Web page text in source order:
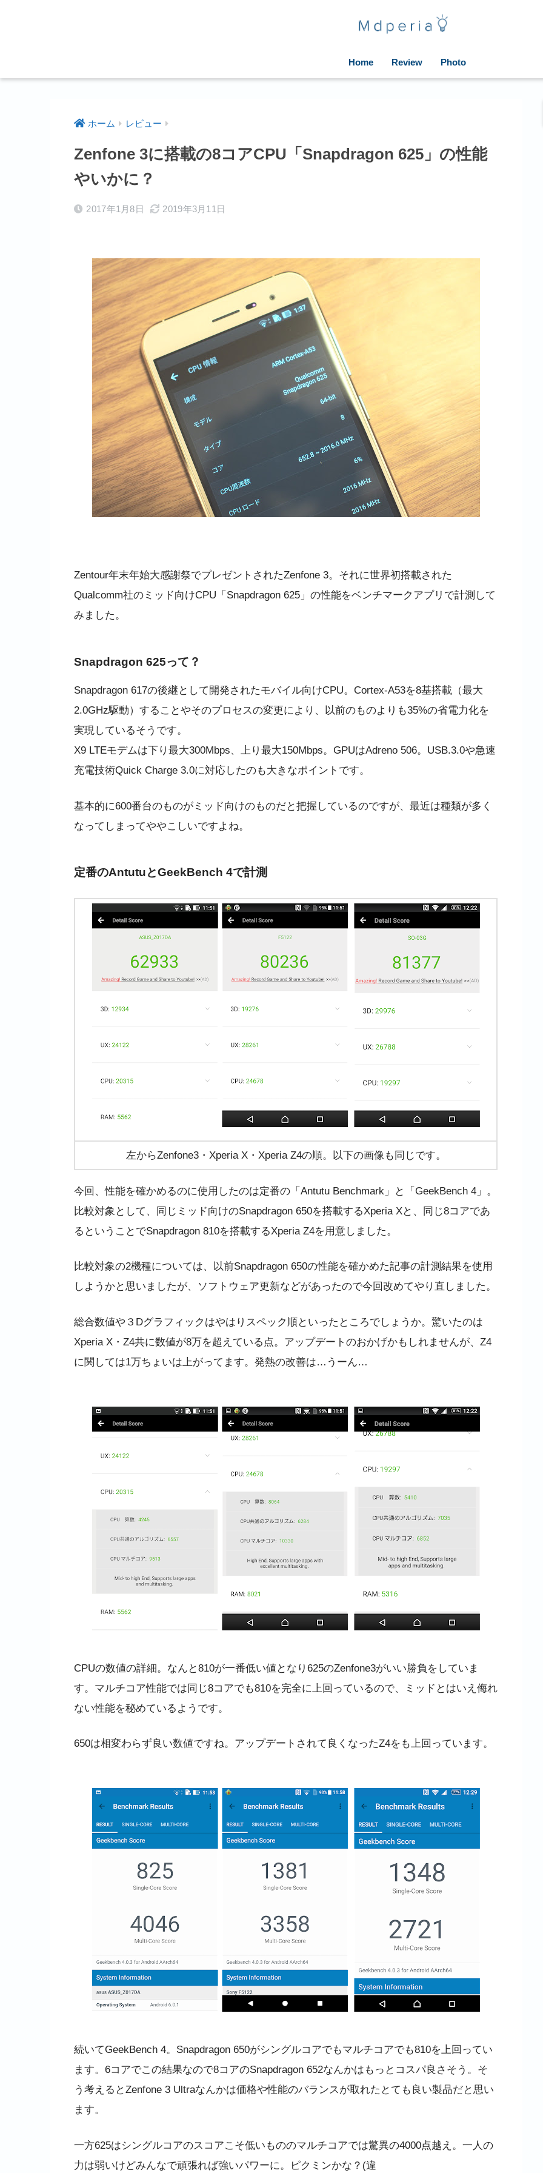
Home Review Photo
ホーム レビュー
Zenfone 3に搭載の8コアCPU「Snapdragon 625」の性能
やいかに？
2017年1月8日 2019年3月11日
Zentour年末年始大感謝祭でプレゼントされたZenfone 3。それに世界初搭載された
Qualcomm社のミッド向けCPU「Snapdragon 625」の性能をベンチマークアプリで計測して
みました。
Snapdragon 625って？
Snapdragon 617の後継として開発されたモバイル向けCPU。Cortex-A53を8基搭載（最大
2.0GHz駆動）することやそのプロセスの変更により、以前のものよりも35%の省電力化を
実現しているそうです。
X9 LTEモデムは下り最大300Mbps、上り最大150Mbps。GPUはAdreno 506。USB.3.0や急速
充電技術Quick Charge 3.0に対応したのも大きなポイントです。
基本的に600番台のものがミッド向けのものだと把握しているのですが、最近は種類が多く
なってしまってややこしいですよね。
定番のAntutuとGeekBench 4で計測
左からZenfone3・Xperia X・Xperia Z4の順。以下の画像も同じです。
今回、性能を確かめるのに使用したのは定番の「Antutu Benchmark」と「GeekBench 4」。
比較対象として、同じミッド向けのSnapdragon 650を搭載するXperia Xと、同じ8コアであ
るということでSnapdragon 810を搭載するXperia Z4を用意しました。
比較対象の2機種については、以前Snapdragon 650の性能を確かめた記事の計測結果を使用
しようかと思いましたが、ソフトウェア更新などがあったので今回改めてやり直しました。
総合数値や３Dグラフィックはやはりスペック順といったところでしょうか。驚いたのは
Xperia X・Z4共に数値が8万を超えている点。アップデートのおかげかもしれませんが、Z4
に関しては1万ちょいは上がってます。発熱の改善は…うーん…
CPUの数値の詳細。なんと810が一番低い値となり625のZenfone3がいい勝負をしていま
す。マルチコア性能では同じ8コアでも810を完全に上回っているので、ミッドとはいえ侮れ
ない性能を秘めているようです。
650は相変わらず良い数値ですね。アップデートされて良くなったZ4をも上回っています。
続いてGeekBench 4。Snapdragon 650がシングルコアでもマルチコアでも810を上回ってい
ます。6コアでこの結果なので8コアのSnapdragon 652なんかはもっとコスパ良さそう。そ
う考えるとZenfone 3 Ultraなんかは価格や性能のバランスが取れたとても良い製品だと思い
ます。
一方625はシングルコアのスコアこそ低いもののマルチコアでは驚異の4000点越え。一人の
力は弱いけどみんなで頑張れば強いパワーに。ピクミンかな？(違